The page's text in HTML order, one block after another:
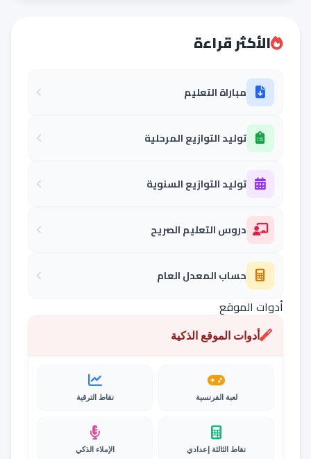
الأكثر قراءة
مباراة التعليم
توليد التوازيع المرحلية
توليد التوازيع السنوية
دروس التعليم الصريح
حساب المعدل العام
أدوات الموقع
أدوات الموقع الذكية
لعبة الفرنسية نقاط الترقية
نقاط الثالثة إعدادي الإملاء الذكي